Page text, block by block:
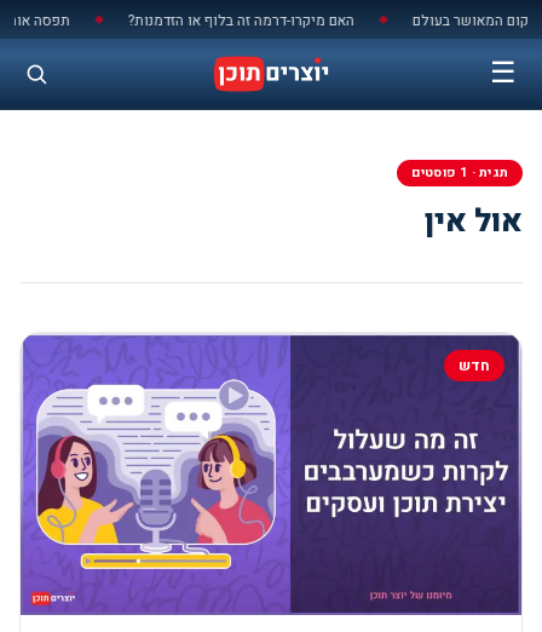
לתוכן תפסה אותי האם מיקרו-דרמה זה בלוף או הזדמנות?
☰
תגית · 1 פוסטים
אול אין
חדש